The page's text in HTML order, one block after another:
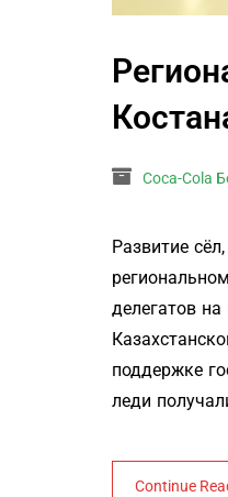
Coca-Cola
Развитие
делегатов
поддержке
леди
Continue